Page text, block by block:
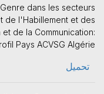
dans les secteurs
de l'Habillement et des
de la Communication:
Pays ACVSG Algérie
تحميل